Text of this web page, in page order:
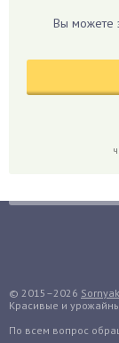
Годжи
Голубика
Гуава
Гузмания
Дайкон
Вы можете
© 2015–2026
Красивые и
По всем вопрос